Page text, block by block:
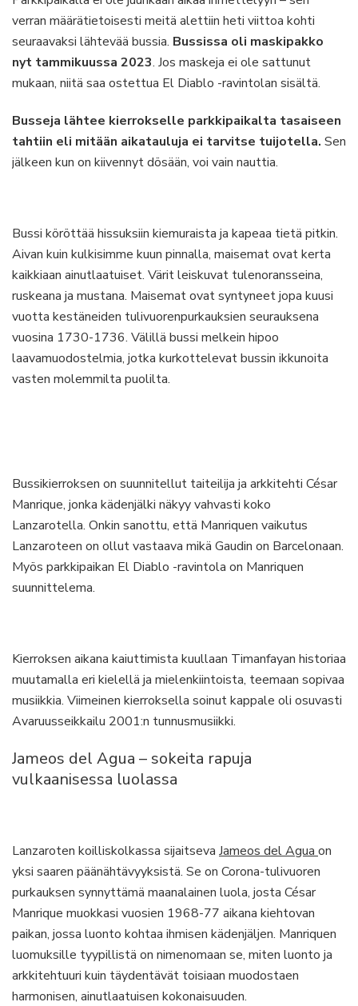
verran määrätietoisesti meitä alettiin heti viittoa kohti
seuraavaksi lähtevää bussia. Bussissa oli maskipakko
nyt tammikuussa 2023. Jos maskeja ei ole sattunut
mukaan, niitä saa ostettua El Diablo -ravintolan sisältä.
Busseja lähtee kierrokselle parkkipaikalta tasaiseen
tahtiin eli mitään aikatauluja ei tarvitse tuijotella. Sen
jälkeen kun on kiivennyt dösään, voi vain nauttia.
Bussi köröttää hissuksiin kiemuraista ja kapeaa tietä pitkin.
Aivan kuin kulkisimme kuun pinnalla, maisemat ovat kerta
kaikkiaan ainutlaatuiset. Värit leiskuvat tulenoransseina,
ruskeana ja mustana. Maisemat ovat syntyneet jopa kuusi
vuotta kestäneiden tulivuorenpurkauksien seurauksena
vuosina 1730-1736. Välillä bussi melkein hipoo
laavamuodostelmia, jotka kurkottelevat bussin ikkunoita
vasten molemmilta puolilta.
Bussikierroksen on suunnitellut taiteilija ja arkkitehti César
Manrique, jonka kädenjälki näkyy vahvasti koko
Lanzarotella. Onkin sanottu, että Manriquen vaikutus
Lanzaroteen on ollut vastaava mikä Gaudin on Barcelonaan.
Myös parkkipaikan El Diablo -ravintola on Manriquen
suunnittelema.
Kierroksen aikana kaiuttimista kuullaan Timanfayan historiaa
muutamalla eri kielellä ja mielenkiintoista, teemaan sopivaa
musiikkia. Viimeinen kierroksella soinut kappale oli osuvasti
Avaruusseikkailu 2001:n tunnusmusiikki.
Jameos del Agua – sokeita rapuja
vulkaanisessa luolassa
Lanzaroten koilliskolkassa sijaitseva Jameos del Agua on
yksi saaren päänähtävyyksistä. Se on Corona-tulivuoren
purkauksen synnyttämä maanalainen luola, josta César
Manrique muokkasi vuosien 1968-77 aikana kiehtovan
paikan, jossa luonto kohtaa ihmisen kädenjäljen. Manriquen
luomuksille tyypillistä on nimenomaan se, miten luonto ja
arkkitehtuuri kuin täydentävät toisiaan muodostaen
harmonisen, ainutlaatuisen kokonaisuuden.